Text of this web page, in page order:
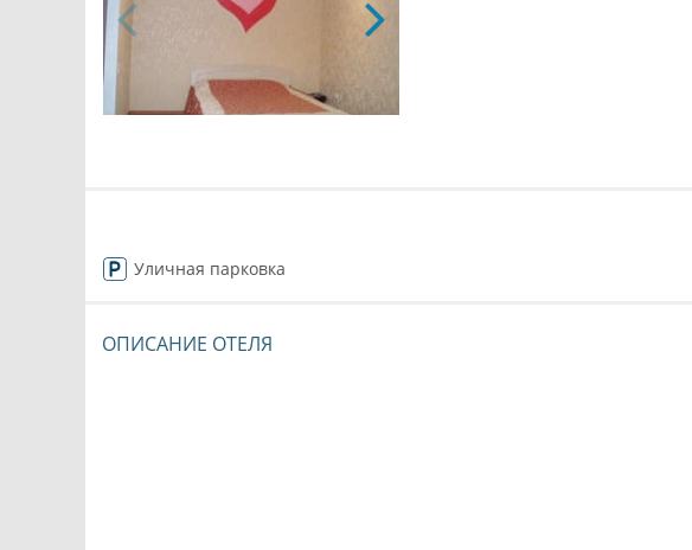
Уличная парковка
ОПИСАНИЕ ОТЕЛЯ